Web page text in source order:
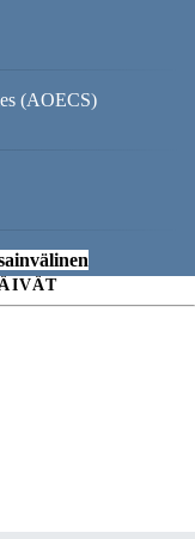
(AOECS)